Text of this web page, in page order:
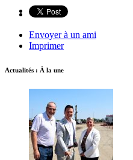
Envoyer à un ami
Imprimer
Actualités : À la une